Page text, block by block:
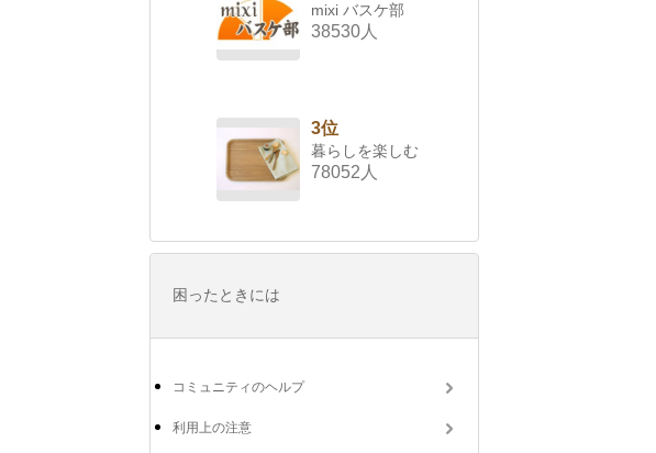
mixi バスケ部
38530人
3位
暮らしを楽しむ
78052人
困ったときには
コミュニティのヘルプ
利用上の注意